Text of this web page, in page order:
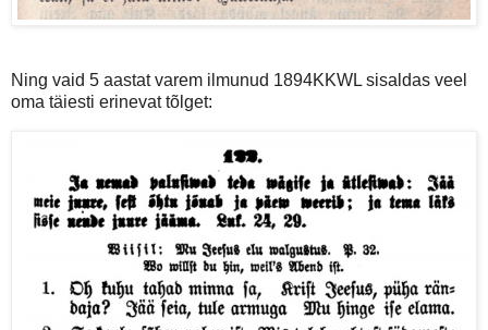
Ning vaid 5 aastat varem ilmunud 1894KKWL sisaldas veel
oma täiesti erinevat tõlget: